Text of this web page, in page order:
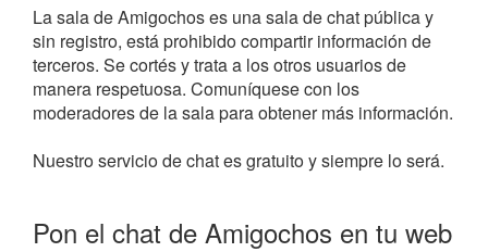
La sala de Amigochos es una sala de chat pública y
sin registro, está prohibido compartir información de
terceros. Se cortés y trata a los otros usuarios de
manera respetuosa. Comuníquese con los
moderadores de la sala para obtener más información.
Nuestro servicio de chat es gratuito y siempre lo será.
Pon el chat de Amigochos en tu web